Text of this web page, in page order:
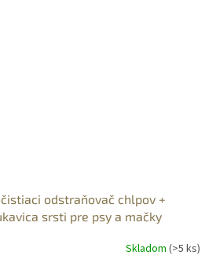
odstraňovač chlpov +
srsti pre psy a mačky
Skladom (>5 ks)